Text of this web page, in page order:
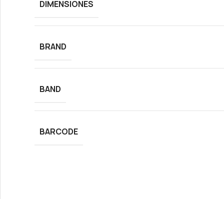
DIMENSIONES
BRAND
BAND
BARCODE